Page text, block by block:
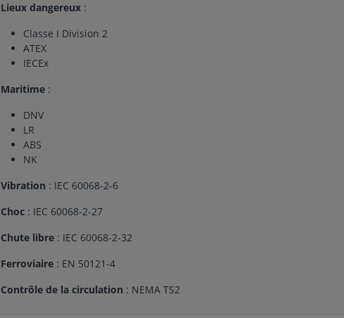
Lieux dangereux :
Classe I Division 2
ATEX
IECEx
Maritime :
DNV
LR
ABS
NK
Vibration : IEC 60068-2-6
Choc : IEC 60068-2-27
Chute libre : IEC 60068-2-32
Ferroviaire : EN 50121-4
Contrôle de la circulation : NEMA TS2